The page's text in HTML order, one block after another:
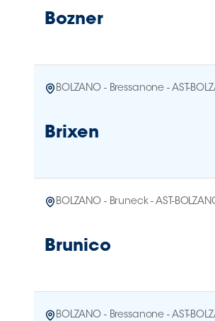
Social media
Bozner
BOLZANO - Bressanone - AST-
Brixen
BOLZANO - Bruneck - AST-
Brunico
BOLZANO - Bressanone - AST-